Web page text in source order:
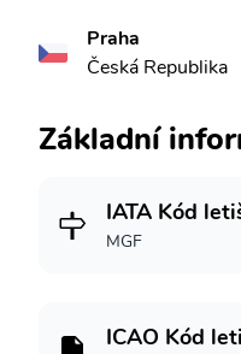
Praha
Česká Republika
Základní
IATA Kód
MGF
ICAO Kód